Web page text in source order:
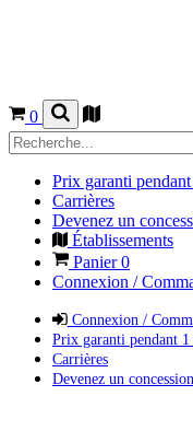
0
Prix garanti pendant
Carrières
Devenez un
Établissements
Panier0
Connexion /
Connexion /
Prix garanti pendant 1
Carrières
Devenez un